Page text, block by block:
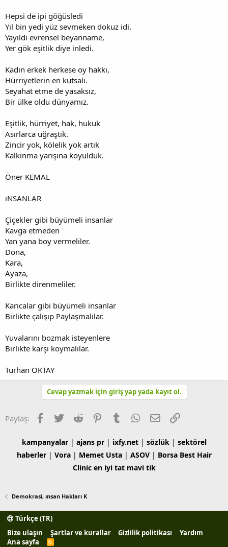
Hepsi de ipi göğüsledi
Yıl bin yedi yüz sevmeken dokuz idi.
Yayıldı evrensel beyanname,
Yer gök eşitlik diye inledi.
Kadın erkek herkese oy hakkı,
Hürriyetlerin en kutsalı.
Seyahat etme de yasaksız,
Bir ülke oldu dünyamız.
Eşitlik, hürriyet, hak, hukuk
Asırlarca uğraştık.
Zincir yok, kölelik yok artık
Kalkınma yarışına koyulduk.
Öner KEMAL
ıNSANLAR
Çiçekler gibi büyümeli insanlar
Kavga etmeden
Yan yana boy vermeliler.
Dona,
Kara,
Ayaza,
Birlikte direnmeliler.
Karıcalar gibi büyümeli insanlar
Birlikte çalışıp Paylaşmalılar.
Yuvalarını bozmak isteyenlere
Birlikte karşı koymalılar.
Turhan OKTAY
Cevap yazmak için giriş yap yada kayıt ol.
Paylaş: Facebook
TwitterReddit PinterestTumblrWhatsApp
E-postaLink
kampanyalar| ajans pr| ixfy.net| sözlük| sektörel
haberler| Vora| Memet Usta| ASOV| Borsa Best Hair
Clinic en iyi tat mavi tik
Demokrasi, ınsan Hakları K
Türkçe (TR)
Bize ulaşın
Şartlar ve kurallar Gizlilik politikası
Yardım
Ana sayfa
R